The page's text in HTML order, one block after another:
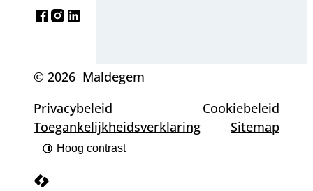
Facebook
Instagram
LinkedIn
© 2026 Maldegem
Privacybeleid
Cookiebeleid
Toegankelijkheidsverklaring
Sitemap
Hoog contrast
LCP nv 2026 ©